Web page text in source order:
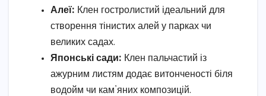
Алеї: Клен гостролистий ідеальний для
створення тінистих алей у парках чи
великих садах.
Японські сади: Клен пальчастий із
ажурним листям додає витонченості біля
водойм чи кам’яних композицій.